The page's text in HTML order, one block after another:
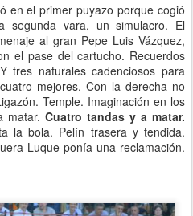
en el primer puyazo porque cogió
segunda vara, un simulacro. El
al gran Pepe Luis Vázquez,
el pase del cartucho. Recuerdos
tres naturales cadenciosos para
mejores. Con la derecha no
Temple. Imaginación en los
matar. Cuatro tandas y a matar.
la bola. Pelín trasera y tendida.
Luque ponía una reclamación.